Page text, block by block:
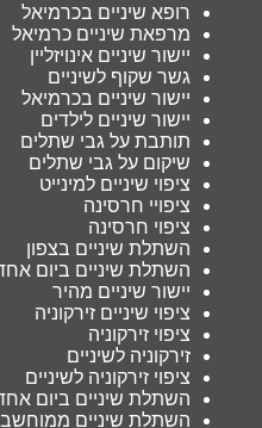
רופא שיניים בכרמיאל
מרפאת שיניים כרמיאל
יישור שיניים אינויזליין
גשר שקוף לשיניים
יישור שיניים בכרמיאל
יישור שיניים לילדים
תותבת על גבי שתלים
שיקום על גבי שתלים
ציפוי שיניים למינייט
ציפויי חרסינה
ציפוי חרסינה
השתלת שיניים בצפון
השתלת שיניים ביום
יישור שיניים מהיר
ציפוי שיניים זירקוניה
ציפוי זירקוניה
זירקוניה לשיניים
ציפוי זירקוניה לשיניים
השתלת שיניים ביום
השתלת שיניים